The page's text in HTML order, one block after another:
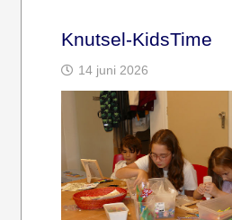
Knutsel-KidsTime
14 juni 2026